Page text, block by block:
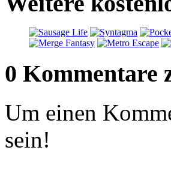
0 Kommentare
Um einen
sein!